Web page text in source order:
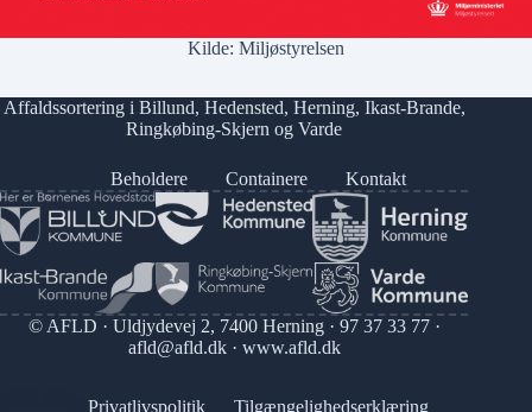
Kilde: Miljøstyrelsen
Affaldssortering i Billund, Hedensted, Herning, Ikast-Brande,
Ringkøbing-Skjern ogVarde
Beholdere Containere Kontakt
© AFLD · Uldjydevej 2, 7400 Herning · 97 37 33 77·
afld@afld.dk· www.afld.dk
Privatlivspolitik Tilgængelighedserklæring